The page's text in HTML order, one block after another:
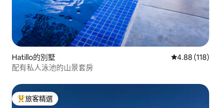
Hatillo的別墅 從 118 則評價
4.88 (118)
配有私人泳池的山景套房
旅客精選榜首
旅客精選